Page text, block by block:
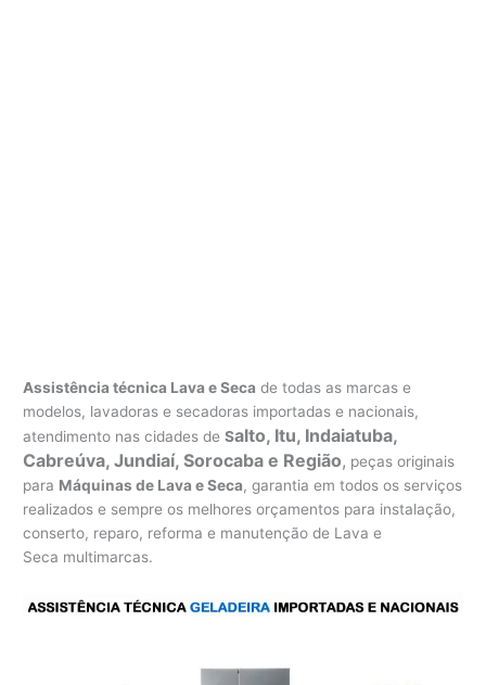
Assistência técnica Lava e Seca de todas as marcas e
modelos, lavadoras e secadoras importadas e nacionais,
atendimento nas cidades deSalto, Itu, Indaiatuba,
Cabreúva, Jundiaí, Sorocaba e Região, peças originais
para Máquinas de Lava e Seca, garantia em todos os serviços
realizados e sempre os melhores orçamentos para instalação,
conserto, reparo, reforma e manutenção de Lava e
Seca multimarcas.